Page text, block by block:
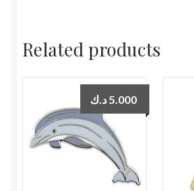
Related products
5.000د.ك